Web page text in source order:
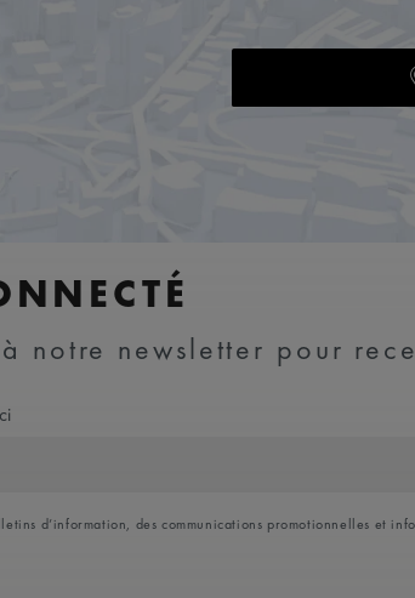
notre newsletter pour
d’information, des communications promotionnelles et